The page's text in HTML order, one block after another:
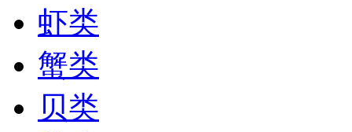
虾类
蟹类
贝类